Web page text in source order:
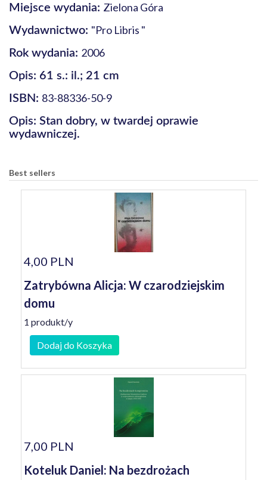
Miejsce wydania: Zielona Góra
Wydawnictwo: "Pro Libris "
Rok wydania: 2006
Opis: 61 s.: il.; 21 cm
ISBN: 83-88336-50-9
Opis: Stan dobry, w twardej oprawie
wydawniczej.
Best sellers
4,00 PLN
Zatrybówna Alicja: W czarodziejskim
domu
1 produkt/y
Dodaj do Koszyka
7,00 PLN
Koteluk Daniel: Na bezdrożach